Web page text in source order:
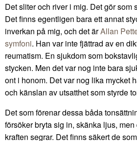
Det sliter och river i mig. Det gör som
Det finns egentligen bara ett annat
inverkan på mig, och det ärAllan
symfoni. Han var inte fjättrad av en
reumatism. En sjukdom som
stycken. Men det var nog inte bara
ont i honom. Det var nog lika mycket
och känslan av utsatthet som styrde
Det som förenar dessa båda
försöker bryta sig in, skänka ljus,
kraften segrar. Det finns säkert de